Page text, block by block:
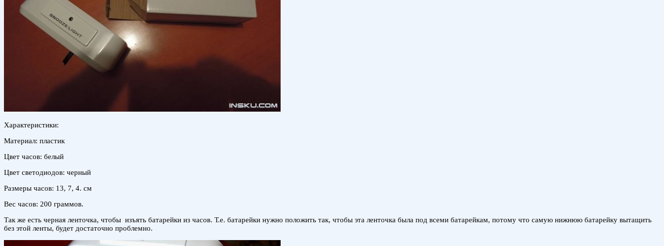
Характеристики:
Материал: пластик
Цвет часов: белый
Цвет светодиодов: черный
Размеры часов: 13, 7, 4. см
Вес часов: 200 граммов.
Так же есть черная ленточка, чтобы изъять батарейки из часов. Т.е. батарейки нужно положить так, чтобы эта ленточка была под всеми батарейкам, потому что самую нижнюю батарейку вытащить
без этой ленты, будет достаточно проблемно.